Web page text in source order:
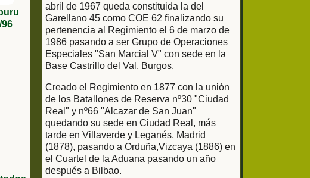
abril de 1967 queda constituida la del
Garellano 45 como COE 62 finalizando su
pertenencia al Regimiento el 6 de marzo de
1986 pasando a ser Grupo de Operaciones
Especiales "San Marcial V" con sede en la
Base Castrillo del Val, Burgos.
Creado el Regimiento en 1877 con la unión
de los Batallones de Reserva nº30 "Ciudad
Real" y nº66 "Alcazar de San Juan"
quedando su sede en Ciudad Real, más
tarde en Villaverde y Leganés, Madrid
(1878), pasando a Orduña,Vizcaya (1886) en
el Cuartel de la Aduana pasando un año
después a Bilbao.